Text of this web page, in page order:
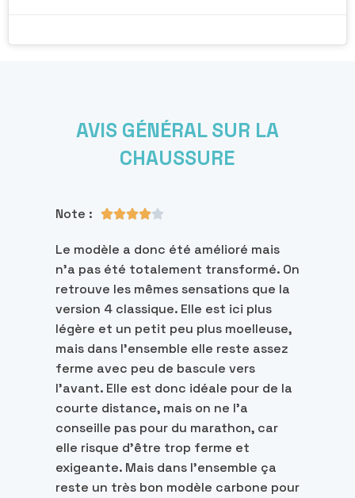
AVIS GÉNÉRAL SUR LA
CHAUSSURE
Note : 
Le modèle a donc été amélioré mais
n'a pas été totalement transformé. On
retrouve les mêmes sensations que la
version 4 classique. Elle est ici plus
légère et un petit peu plus moelleuse,
mais dans l'ensemble elle reste assez
ferme avec peu de bascule vers
l'avant. Elle est donc idéale pour de la
courte distance, mais on ne l'a
conseille pas pour du marathon, car
elle risque d'être trop ferme et
exigeante. Mais dans l'ensemble ça
reste un très bon modèle carbone pour